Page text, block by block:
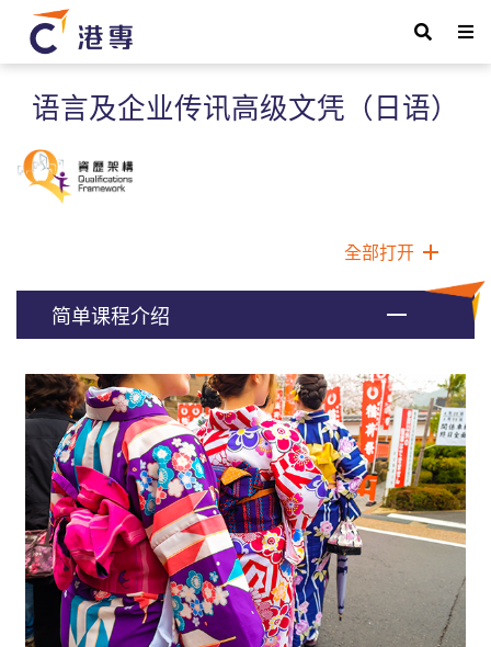
语言及企业传讯高级文凭（日语）
全部打开
简单课程介绍